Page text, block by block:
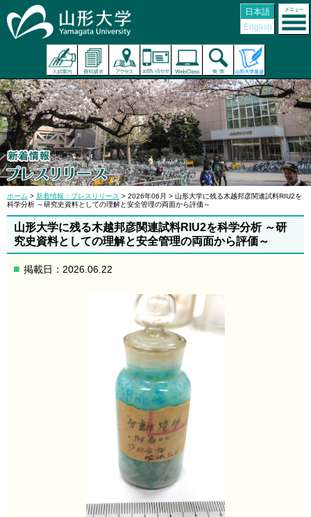
日本語
English
ホーム > 新着情報：プレスリリース > 2026年06月 > 山形大学に残る木越邦彦関連試料RIU2を
科学分析 ～研究史資料としての理解と安全管理の両面から評価～
山形大学に残る木越邦彦関連試料RIU2を科学分析 ～研
究史資料としての理解と安全管理の両面から評価～
掲載日：2026.06.22